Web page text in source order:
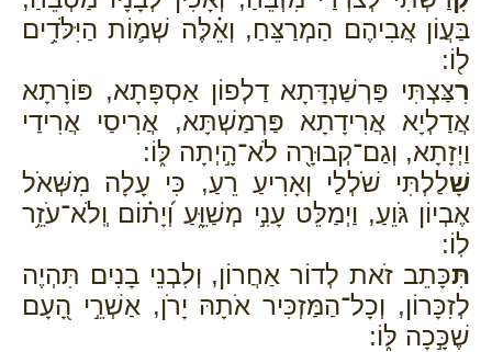
בַּעֲוֹן אֲבִיהֶם הַמְרַצֵּחַ, וְאֵ֗לֶּה שְׁמ֛וֹת הַיִּלֹּדִ֥ים
ל֖וֹ:
רִצַּצְתִּי פַּרְשַׁנְדָּתָא דַלְפוֹן אַסְפָּתָא, פּוֹרָתָא
אֲדַלְיָא אֲרִידָתָא פַּרְמַשְׁתָּא, אֲרִיסַי אֲרִידַי
וַיְזָתָא, וְגַם־קְבוּרָ֖ה לֹא־הָ֣יְתָה לּ֑וֹ:
שָׁלַלְתִּי שֹׁלְלַי וְאָרִיעַ רֵעַ, כִּי עָלָה מִשְּׁאֹל
אֶבְיוֹן גֹּוֵעַ, וַיְמַלֵּט עָנִ֣י מְשַׁוֵּ֑עַ וְ֝יָת֗וֹם וְֽלֹא־עֹזֵ֥ר
לֽוֹ:
תִּכָּתֵב זֹאת לְדוֹר אַחֲרוֹן, וְלִבְנֵי בָנִים תִּהְיֶה
לְזִכָּרוֹן, וְכָל־הַמַּזְכִּיר אֹתָהּ יָרֹן, אַשְׁרֵ֣י הָ֭עָם
שֶׁכָּ֣כָה לּ֑וֹ: